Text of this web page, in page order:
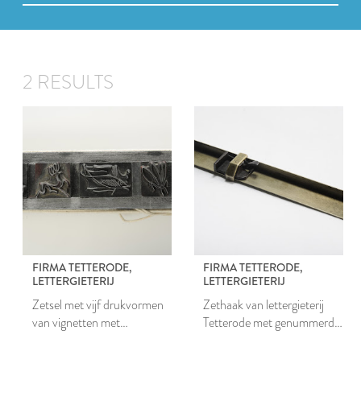
2 RESULTS
FIRMA TETTERODE,
LETTERGIETERIJ
Zetsel met vijf drukvormen
van vignetten met
FIRMA TETTERODE,
LETTERGIETERIJ
Zethaak van lettergieterij
Tetterode met genummerd